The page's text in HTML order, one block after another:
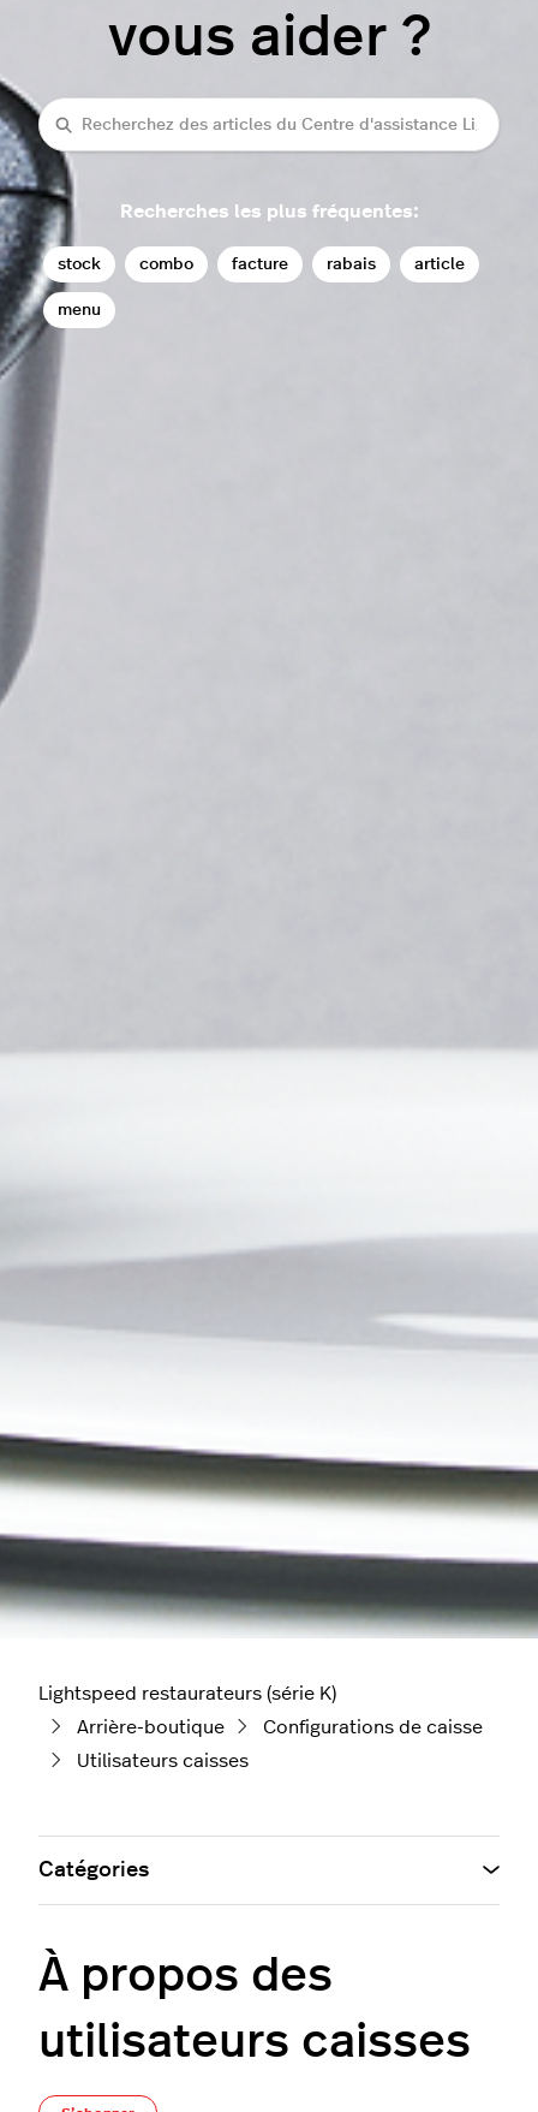
vous aider ?
rechercher
Recherches les plus fréquentes:
stock combo facture rabais article
menu
Lightspeed restaurateurs (série K)
Arrière-boutique
Configurations de caisse
Utilisateurs caisses
À propos des
utilisateurs caisses
Catégories